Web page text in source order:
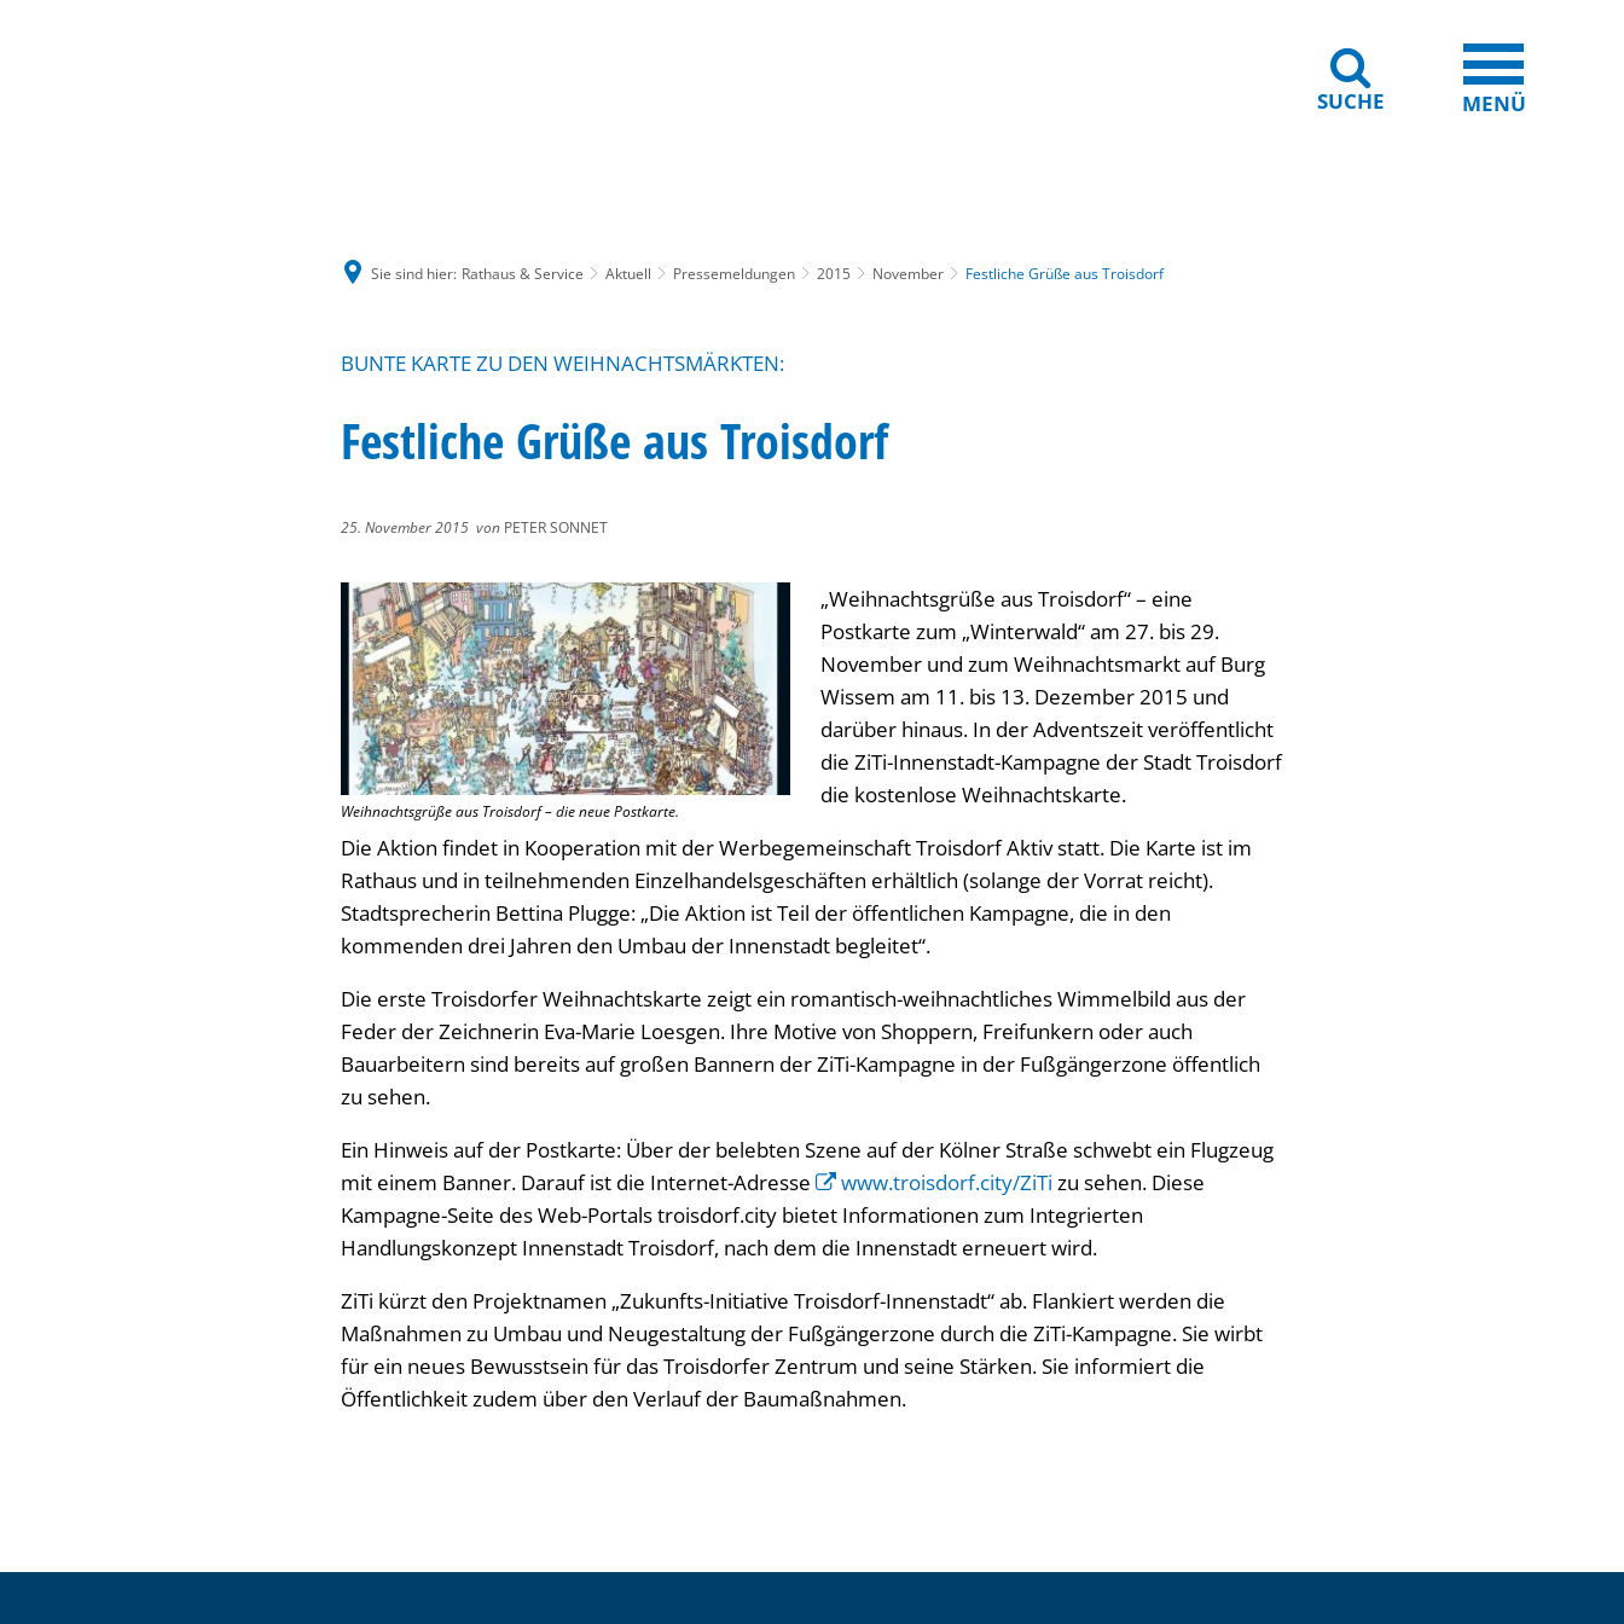
SUCHE MENÜ
Sie sind hier: Rathaus & Service Aktuell Pressemeldungen 2015 November Festliche Grüße aus Troisdorf
BUNTE KARTE ZU DEN WEIHNACHTSMÄRKTEN:
Festliche Grüße aus Troisdorf
25. November 2015 von PETER SONNET
Weihnachtsgrüße aus Troisdorf – die neue Postkarte.
„Weihnachtsgrüße aus Troisdorf“ – eine
Postkarte zum „Winterwald“ am 27. bis 29.
November und zum Weihnachtsmarkt auf Burg
Wissem am 11. bis 13. Dezember 2015 und
darüber hinaus. In der Adventszeit veröffentlicht
die ZiTi-Innenstadt-Kampagne der Stadt Troisdorf
die kostenlose Weihnachtskarte.
Die Aktion findet in Kooperation mit der Werbegemeinschaft Troisdorf Aktiv statt. Die Karte ist im
Rathaus und in teilnehmenden Einzelhandelsgeschäften erhältlich (solange der Vorrat reicht).
Stadtsprecherin Bettina Plugge: „Die Aktion ist Teil der öffentlichen Kampagne, die in den
kommenden drei Jahren den Umbau der Innenstadt begleitet“.
Die erste Troisdorfer Weihnachtskarte zeigt ein romantisch-weihnachtliches Wimmelbild aus der
Feder der Zeichnerin Eva-Marie Loesgen. Ihre Motive von Shoppern, Freifunkern oder auch
Bauarbeitern sind bereits auf großen Bannern der ZiTi-Kampagne in der Fußgängerzone öffentlich
zu sehen.
Ein Hinweis auf der Postkarte: Über der belebten Szene auf der Kölner Straße schwebt ein Flugzeug
mit einem Banner. Darauf ist die Internet-Adresse
www.troisdorf.city/ZiTi zu sehen. Diese
Kampagne-Seite des Web-Portals troisdorf.city bietet Informationen zum Integrierten
Handlungskonzept Innenstadt Troisdorf, nach dem die Innenstadt erneuert wird.
ZiTi kürzt den Projektnamen „Zukunfts-Initiative Troisdorf-Innenstadt“ ab. Flankiert werden die
Maßnahmen zu Umbau und Neugestaltung der Fußgängerzone durch die ZiTi-Kampagne. Sie wirbt
für ein neues Bewusstsein für das Troisdorfer Zentrum und seine Stärken. Sie informiert die
Öffentlichkeit zudem über den Verlauf der Baumaßnahmen.